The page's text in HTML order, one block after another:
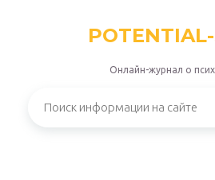
Онлайн-журнал о